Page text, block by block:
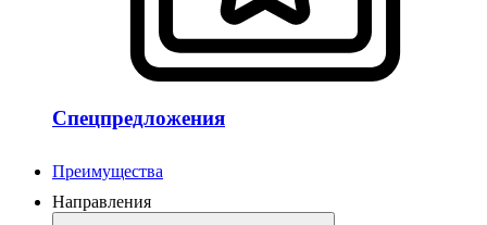
Спецпредложения
Преимущества
Направления